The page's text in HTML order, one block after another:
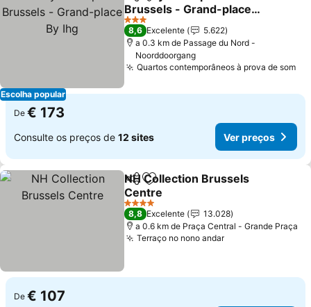
Escolha popular
Brussels - Grand-place
By Ihg
3 Estrelas
8,6 Excelente
5.622
a 0.3 km de Passage du Nord -
Noorddoorgang
Quartos contemporâneos à prova de som
De € 173
Consulte os preços de 12 sites Ver preços
PartilharAdicionar aos favoritos
NH Collection Brussels
Centre
4 Estrelas
8,8 Excelente
13.028
a 0.6 km de Praça Central - Grande Praça
Terraço no nono andar
De € 107